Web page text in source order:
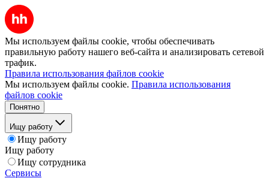
Мы используем файлы cookie, чтобы обеспечивать
правильную работу нашего веб-сайта и анализировать сетевой
трафик.
Правила использования файлов cookie
Мы используем файлы cookie. Правила использования
файлов cookie
Понятно
Ищу работу
Ищу работу
Ищу работу
Ищу сотрудника
Сервисы